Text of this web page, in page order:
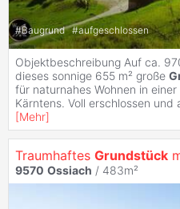
#Baugrund #aufgeschlossen
Objektbeschreibung Auf ca.
dieses sonnige 655 m² große
für naturnahes Wohnen in
Kärntens. Voll erschlossen
[Mehr]
Traumhaftes Grundstück
9570 Ossiach / 483m²